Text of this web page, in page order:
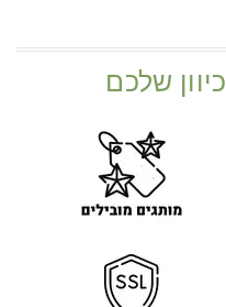
שלכם